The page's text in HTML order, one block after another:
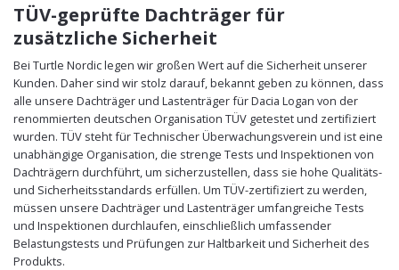
TÜV-geprüfte Dachträger für
zusätzliche Sicherheit
Bei Turtle Nordic legen wir großen Wert auf die Sicherheit unserer
Kunden. Daher sind wir stolz darauf, bekannt geben zu können, dass
alle unsere Dachträger und Lastenträger für Dacia Logan von der
renommierten deutschen Organisation TÜV getestet und zertifiziert
wurden. TÜV steht für Technischer Überwachungsverein und ist eine
unabhängige Organisation, die strenge Tests und Inspektionen von
Dachträgern durchführt, um sicherzustellen, dass sie hohe Qualitäts-
und Sicherheitsstandards erfüllen. Um TÜV-zertifiziert zu werden,
müssen unsere Dachträger und Lastenträger umfangreiche Tests
und Inspektionen durchlaufen, einschließlich umfassender
Belastungstests und Prüfungen zur Haltbarkeit und Sicherheit des
Produkts.